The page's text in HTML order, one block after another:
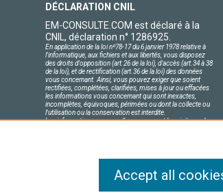
DÉCLARATION CNIL
EM-CONSULTE.COM est déclaré à la
CNIL, déclaration n° 1286925.
En application de la loi nº78-17 du 6 janvier 1978 relative à
l'informatique, aux fichiers et aux libertés, vous disposez
des droits d'opposition (art.26 de la loi), d'accès (art.34 à 38
de la loi), et de rectification (art.36 de la loi) des données
vous concernant. Ainsi, vous pouvez exiger que soient
rectifiées, complétées, clarifiées, mises à jour ou effacées
les informations vous concernant qui sont inexactes,
incomplètes, équivoques, périmées ou dont la collecte ou
l'utilisation ou la conservation est interdite.
Les informations personnelles concernant les visiteurs de
Accept all